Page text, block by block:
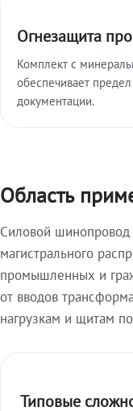
Огнезащита
Комплект с
обеспечивает
документации.
Область
Силовой
магистрального
промышленных и
от вводов
нагрузкам и щитам
Типовые